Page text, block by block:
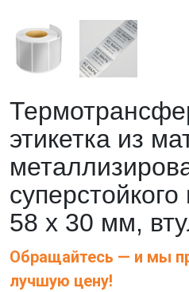
этикетка из
58 x 30 мм,
Обращайтесь — и мы
лучшую цену!